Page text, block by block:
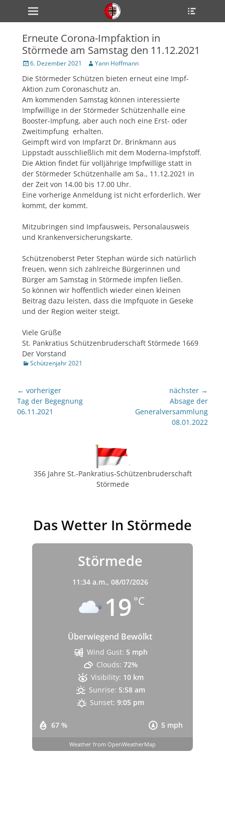
zum
Inhalt
Primärmenü
Erneute Corona-Impfaktion in
Störmede am Samstag den 11.12.2021
Veröffentlicht
6. Dezember 2021 Author
Yann Hoffmann
Die Störmeder Schützen bieten erneut eine Impf-
Aktion zum Coronaschutz an.
Am kommenden Samstag können interessierte
Impfwillige in der Störmeder Schützenhalle eine
Booster-Impfung, aber auch noch eine Erst- oder
Zweitimpfung erhalten.
Geimpft wird von Impfarzt Dr. Brinkmann aus
Lippstadt ausschließlich mit dem Moderna-Impfstoff.
Die Aktion findet für volljährige Impfwillige statt in
der Störmeder Schützenhalle am Sa., 11.12.2021 in
der Zeit von 14.00 bis 17.00 Uhr.
Eine vorherige Anmeldung ist nicht erforderlich. Wer
kommt, der kommt.
Mitzubringen sind Impfausweis, Personalausweis
und Krankenversicherungskarte.
Schützenoberst Peter Stephan würde sich natürlich
freuen, wenn sich zahlreiche Bürgerinnen und
Bürger am Samstag in Störmede impfen ließen.
So können wir hoffentlich wieder einen kleinen
Beitrag dazu leisten, dass die Impfquote in Geseke
und der Region weiter steigt.
Viele Grüße
St. Pankratius Schützenbruderschaft Störmede 1669
Der Vorstand
Kategorien
Schützenjahr 2021
Beitragsnavigation
← vorheriger
Vorheriger
Beitrag:
Tag der Begegnung
06.11.2021
nächster →
Beitrag:
Absage der
Generalversammlung
08.01.2022
356 Jahre St.-Pankratius-Schützenbruderschaft
Störmede
Das Wetter In Störmede
Störmede
11:34 a.m., 08/07/2026
19 °C
Überwiegend Bewölkt
67 % 5 mph
Wind Gust: 5 mph
Clouds: 72%
Visibility: 10 km
Sunrise: 5:58 am
Sunset: 9:05 pm
Weather from OpenWeatherMap